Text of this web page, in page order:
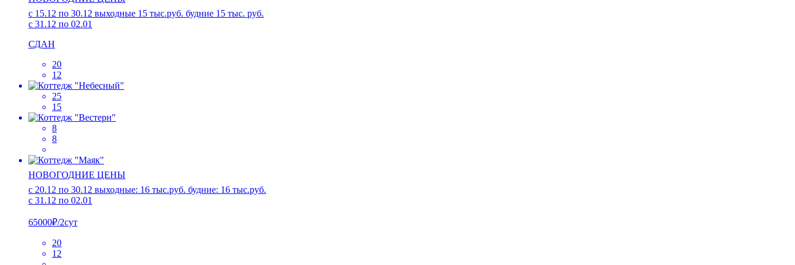
c 15.12 по 30.12 выходные 15 тыс.руб. будние 15 тыс. руб.
с 31.12 по 02.01
СДАН
20
12
25
15
8
8
НОВОГОДНИЕ ЦЕНЫ
с 20.12 по 30.12 выходные: 16 тыс.руб. будние: 16 тыс.руб.
с 31.12 по 02.01
65000₽/2сут
20
12